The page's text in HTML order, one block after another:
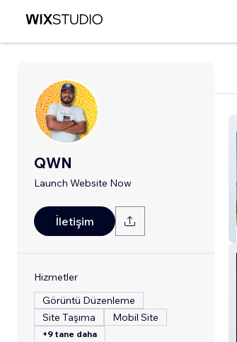
QWN
Launch Website Now
İletişim
Hizmetler
Görüntü Düzenleme
Site Taşıma
Mobil Site
+9 tane daha